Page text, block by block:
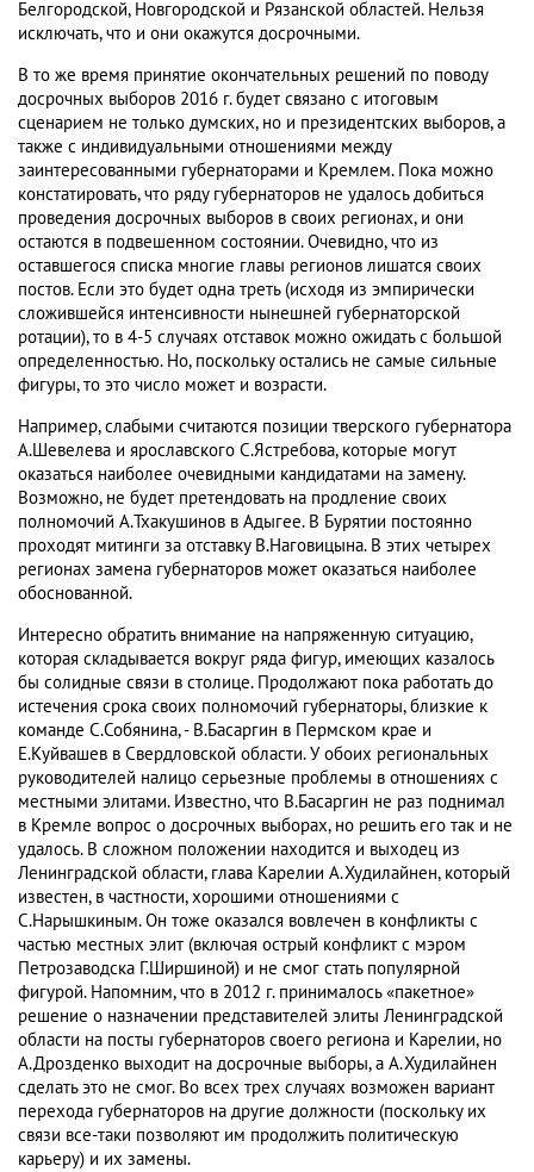
Белгородской, Новгородской и Рязанской областей. Нельзя
исключать, что и они окажутся досрочными.
В то же время принятие окончательных решений по поводу
досрочных выборов 2016 г. будет связано с итоговым
сценарием не только думских, но и президентских выборов, а
также с индивидуальными отношениями между
заинтересованными губернаторами и Кремлем. Пока можно
констатировать, что ряду губернаторов не удалось добиться
проведения досрочных выборов в своих регионах, и они
остаются в подвешенном состоянии. Очевидно, что из
оставшегося списка многие главы регионов лишатся своих
постов. Если это будет одна треть (исходя из эмпирически
сложившейся интенсивности нынешней губернаторской
ротации), то в 4-5 случаях отставок можно ожидать с большой
определенностью. Но, поскольку остались не самые сильные
фигуры, то это число может и возрасти.
Например, слабыми считаются позиции тверского губернатора
А.Шевелева и ярославского С.Ястребова, которые могут
оказаться наиболее очевидными кандидатами на замену.
Возможно, не будет претендовать на продление своих
полномочий А.Тхакушинов в Адыгее. В Бурятии постоянно
проходят митинги за отставку В.Наговицына. В этих четырех
регионах замена губернаторов может оказаться наиболее
обоснованной.
Интересно обратить внимание на напряженную ситуацию,
которая складывается вокруг ряда фигур, имеющих казалось
бы солидные связи в столице. Продолжают пока работать до
истечения срока своих полномочий губернаторы, близкие к
команде С.Собянина, - В.Басаргин в Пермском крае и
Е.Куйвашев в Свердловской области. У обоих региональных
руководителей налицо серьезные проблемы в отношениях с
местными элитами. Известно, что В.Басаргин не раз поднимал
в Кремле вопрос о досрочных выборах, но решить его так и не
удалось. В сложном положении находится и выходец из
Ленинградской области, глава Карелии А.Худилайнен, который
известен, в частности, хорошими отношениями с
С.Нарышкиным. Он тоже оказался вовлечен в конфликты с
частью местных элит (включая острый конфликт с мэром
Петрозаводска Г.Ширшиной) и не смог стать популярной
фигурой. Напомним, что в 2012 г. принималось «пакетное»
решение о назначении представителей элиты Ленинградской
области на посты губернаторов своего региона и Карелии, но
А.Дрозденко выходит на досрочные выборы, а А.Худилайнен
сделать это не смог. Во всех трех случаях возможен вариант
перехода губернаторов на другие должности (поскольку их
связи все-таки позволяют им продолжить политическую
карьеру) и их замены.